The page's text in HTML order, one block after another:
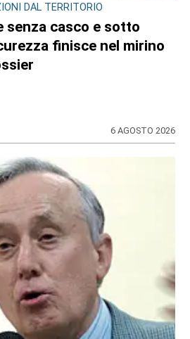
DAL TERRITORIO
senza casco e sotto
finisce nel mirino
6 AGOSTO 2026